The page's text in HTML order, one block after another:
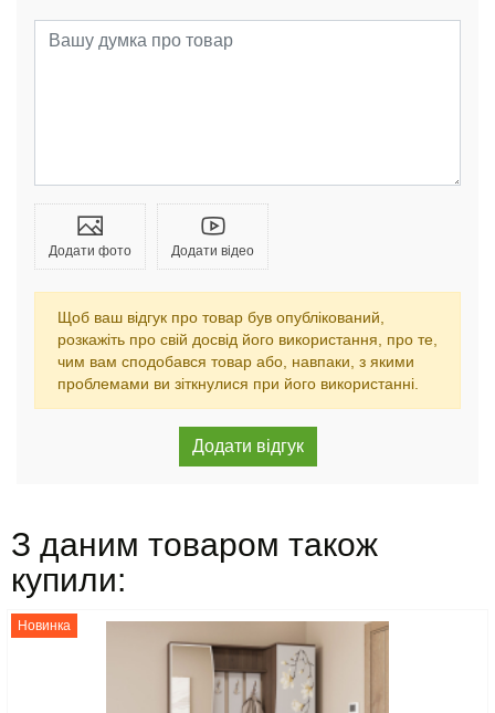
Додати фото Додати відео
Щоб ваш відгук про товар був опублікований,
розкажіть про свій досвід його використання, про те,
чим вам сподобався товар або, навпаки, з якими
проблемами ви зіткнулися при його використанні.
З даним товаром також
купили:
Новинка